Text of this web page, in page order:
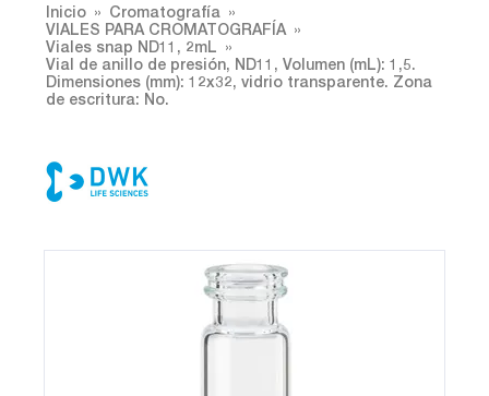
Inicio
Cromatografía
VIALES PARA CROMATOGRAFÍA
Viales snap ND11, 2mL
Vial de anillo de presión, ND11, Volumen (mL): 1,5.
Dimensiones (mm): 12x32, vidrio transparente. Zona
de escritura: No.